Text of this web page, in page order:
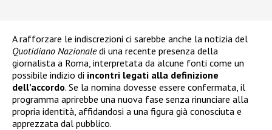
A rafforzare le indiscrezioni ci sarebbe anche la notizia del
Quotidiano Nazionaledi una recente presenza della
giornalista a Roma, interpretata da alcune fonti come un
possibile indizio di incontri legati alla definizione
dell’accordo. Se la nomina dovesse essere confermata, il
programma aprirebbe una nuova fase senza rinunciare alla
propria identità, affidandosi a una figura già conosciuta e
apprezzata dal pubblico.